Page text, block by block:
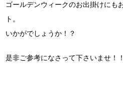
ゴールデンウィークのお出掛けにも
ト。
いかがでしょうか！？
是非ご参考になさって下さいませ！！